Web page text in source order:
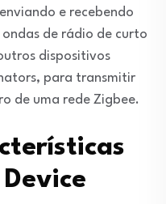
e recebendo
de rádio de curto
dispositivos
para transmitir
de uma rede Zigbee.